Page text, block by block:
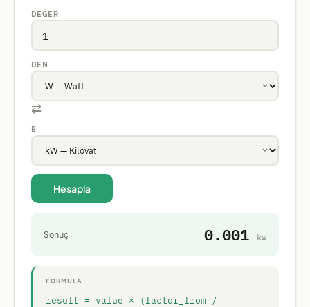
DEĞER
DEN
⇄
E
Hesapla
Sonuç 0.001 kW
FORMULA
result = value × (factor_from /